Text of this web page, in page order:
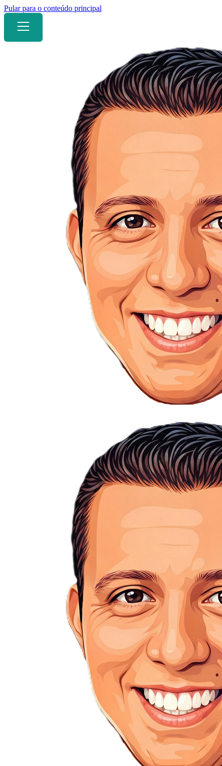
Pular para o conteúdo principal